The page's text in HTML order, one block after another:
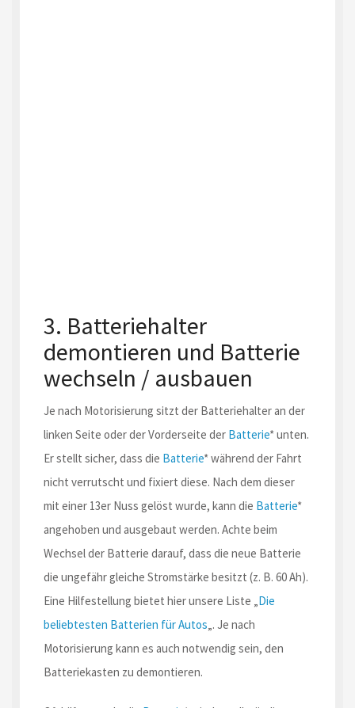
3. Batteriehalter
demontieren und Batterie
wechseln / ausbauen
Je nach Motorisierung sitzt der Batteriehalter an der
linken Seite oder der Vorderseite der Batterie* unten.
Er stellt sicher, dass die Batterie* während der Fahrt
nicht verrutscht und fixiert diese. Nach dem dieser
mit einer 13er Nuss gelöst wurde, kann die Batterie*
angehoben und ausgebaut werden. Achte beim
Wechsel der Batterie darauf, dass die neue Batterie
die ungefähr gleiche Stromstärke besitzt (z. B. 60 Ah).
Eine Hilfestellung bietet hier unsere Liste „Die
beliebtesten Batterien für Autos„. Je nach
Motorisierung kann es auch notwendig sein, den
Batteriekasten zu demontieren.